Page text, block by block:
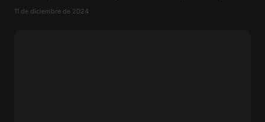
11 de diciembre de 2024